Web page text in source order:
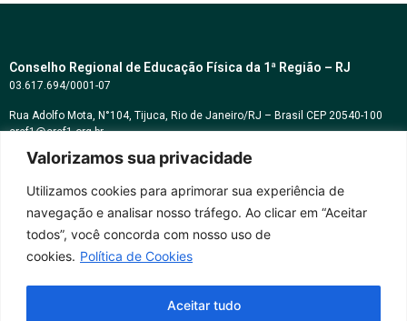
Valorizamos sua privacidade
Utilizamos cookies para aprimorar sua experiência de
navegação e analisar nosso tráfego. Ao clicar em “Aceitar
todos”, você concorda com nosso uso de
cookies. Política de Cookies
Aceitar tudo
Conselho Regional de Educação Física da 1ª Região – RJ
03.617.694/0001-07
Rua Adolfo Mota, N°104, Tijuca, Rio de Janeiro/RJ – Brasil CEP 20540-100
cref1@cref1.org.br
Assessoria de comunicação:
Horários de atendimento:
Whatsapp: (21) 2569-2398